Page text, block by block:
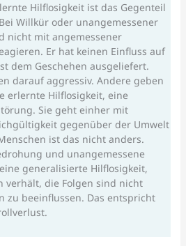
Hilflosigkeit ist das Gegenteil
Willkür oder unangemessener
nicht mit angemessener
Er hat keinen Einfluss auf
dem Geschehen ausgeliefert.
darauf aggressiv. Andere geben
erlernte Hilflosigkeit, eine
Sie geht einher mit
gegenüber der Umwelt
ist das nicht anders.
und unangemessene
generalisierte Hilflosigkeit,
verhält, die Folgen sind nicht
zu beeinflussen. Das entspricht